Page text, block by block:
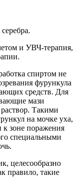
и УВЧ-терапия,
спиртом не
фурункула
средств. Для
мази
Такими
на мочке уха,
к зоне поражения
специальными
целесообразно
правило, такие